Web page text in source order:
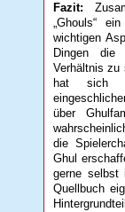
Fazit:
„Ghouls“
wichtigen
Dingen
Verhältnis zu
hat sich
über
die
Ghul
gerne selbst
Quellbuch